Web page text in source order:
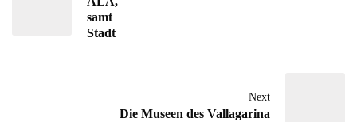
samt
Stadt
Next
Die Museen des Vallagarina